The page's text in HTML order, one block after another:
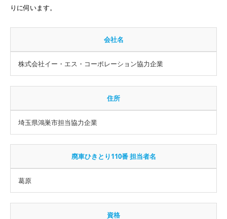
りに伺います。
会社名
株式会社イー・エス・コーポレーション協力企業
住所
埼玉県鴻巣市担当協力企業
廃車ひきとり110番 担当者名
葛原
資格